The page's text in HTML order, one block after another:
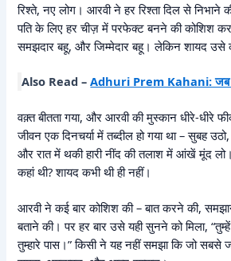
रिश्ते, नए लोग। आरवी ने हर रिश्ता दिल से
पति के लिए हर चीज़ में परफेक्ट बनने की कोशिश
समझदार बहू, और जिम्मेदार बहू। लेकिन शायद उसे
Also Read –Adhuri Prem Kahani: जब
वक़्त बीतता गया, और आरवी की मुस्कान धीरे-धीरे
जीवन एक दिनचर्या में तब्दील हो गया था – सुबह
और रात में थकी हारी नींद की तलाश में आंखें मूंद लो।
कहां थी? शायद कभी थी ही नहीं।
आरवी ने कई बार कोशिश की – बात करने की,
बताने की। पर हर बार उसे यही सुनने को मिला,
तुम्हारे पास।” किसी ने यह नहीं समझा कि जो सबसे